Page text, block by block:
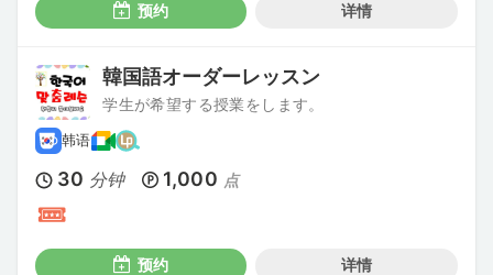
预约 详情
韓国語オーダーレッスン
学生が希望する授業をします。
韩语
30 分钟 1,000 点
预约 详情